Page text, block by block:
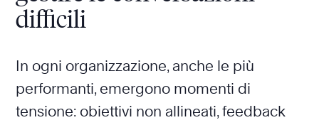
difficili
In ogni organizzazione, anche le più
performanti, emergono momenti di
tensione: obiettivi non allineati, feedback